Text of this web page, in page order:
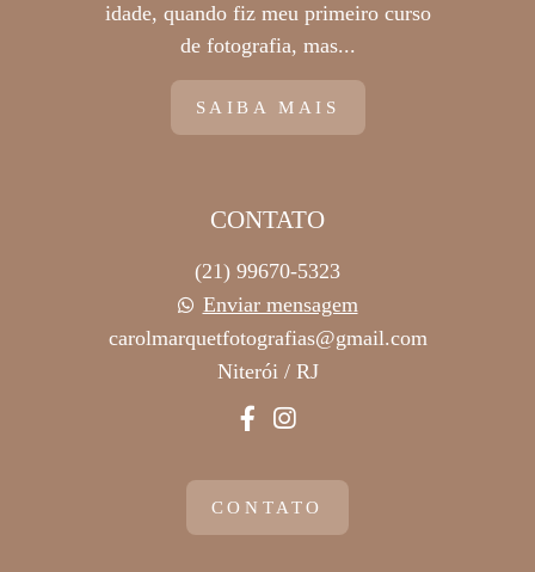
idade, quando fiz meu primeiro curso
de fotografia, mas...
SAIBA MAIS
CONTATO
(21) 99670-5323
Enviar mensagem
carolmarquetfotografias@gmail.com
Niterói / RJ
CONTATO